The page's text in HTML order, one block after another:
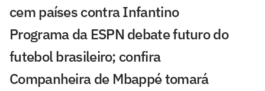
cem países contra Infantino
Programa da ESPN debate futuro do
futebol brasileiro; confira
Companheira de Mbappé tomará